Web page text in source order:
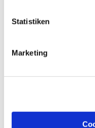
Statistiken
Marketing
Dies